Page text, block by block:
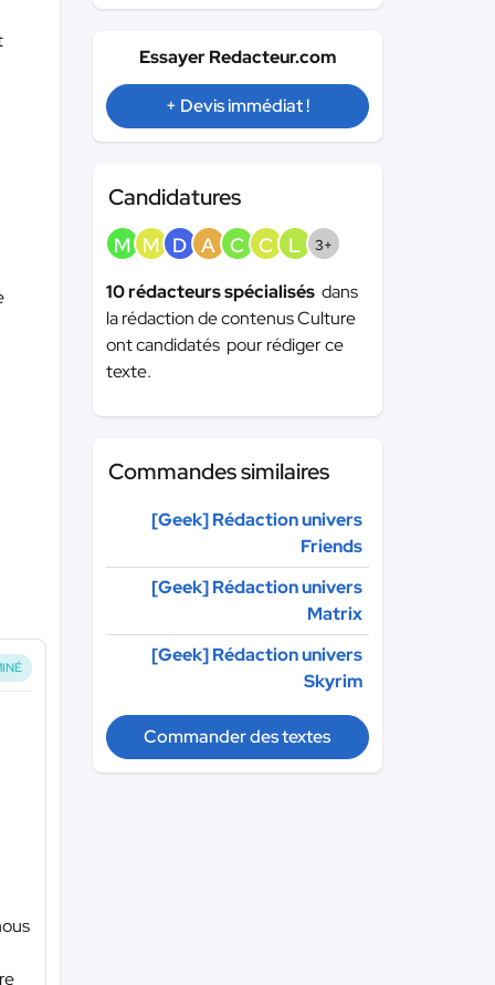
Essayer Redacteur.com
+ Devis immédiat !
Candidatures
M M D A C C L 3+
10 rédacteurs spécialisés dans
la rédaction de contenus Culture
ont candidatés pour rédiger ce
texte.
Commandes similaires
[Geek] Rédaction univers
Friends
[Geek] Rédaction univers
Matrix
[Geek] Rédaction univers
Skyrim
Commander des textes